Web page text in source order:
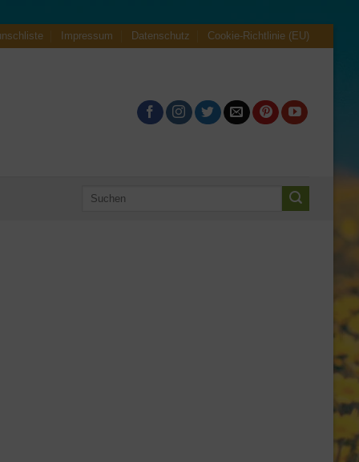
Impressum Datenschutz Cookie-Richtlinie (EU)
Suchen